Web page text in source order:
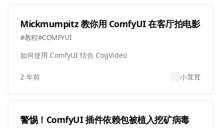
Mickmumpitz 教你用 ComfyUI 在客厅拍电影
#教程#COMFYUI
如何使用 ComfyUI 结合 CogVideo
2 年前 小茸茸
警惕！ComfyUI 插件依赖包被植入挖矿病毒